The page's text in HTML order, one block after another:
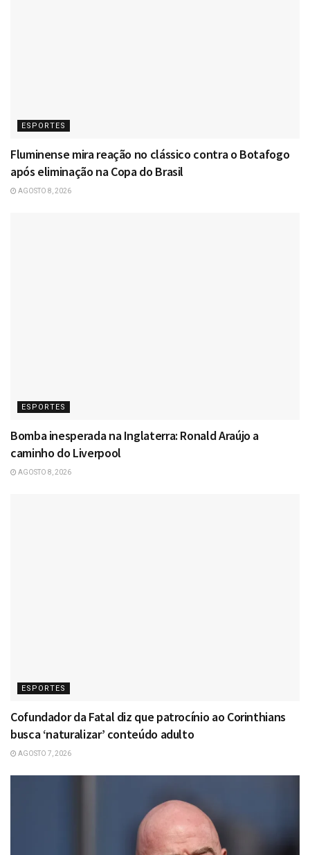
ESPORTES
Fluminense mira reação no clássico contra o Botafogo
após eliminação na Copa do Brasil
AGOSTO 8, 2026
ESPORTES
Bomba inesperada na Inglaterra: Ronald Araújo a
caminho do Liverpool
AGOSTO 8, 2026
ESPORTES
Cofundador da Fatal diz que patrocínio ao Corinthians
busca ‘naturalizar’ conteúdo adulto
AGOSTO 7, 2026